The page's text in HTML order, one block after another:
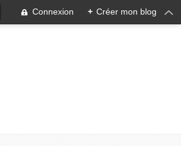
Connexion + Créer mon blog